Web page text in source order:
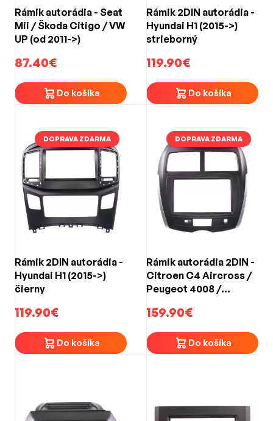
Rámik autorádia - Seat
Mii / Škoda Citigo / VW
UP (od 2011->)
87.40€
Do košíka
Rámik 2DIN autorádia -
Hyundai H1 (2015->)
strieborný
119.90€
Do košíka
DOPRAVA ZDARMA
Rámik 2DIN autorádia -
Hyundai H1 (2015->)
čierny
119.90€
Do košíka
DOPRAVA ZDARMA
Rámik autorádia 2DIN -
Citroen C4 Aircross /
Peugeot 4008 /
ASX (2010->)
159.90€
Do košíka